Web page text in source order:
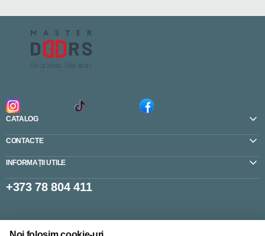
CATALOG
CONTACTE
INFORMAȚII UTILE
+373 78 804 411
Setări cookie-uri